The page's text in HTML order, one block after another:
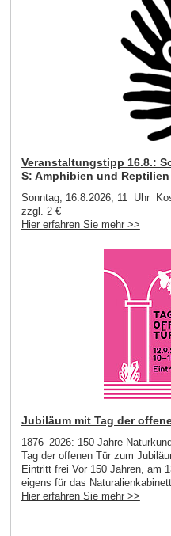
Veranstaltungstipp 16.8.:
S: Amphibien und Reptilien
Sonntag, 16.8.2026, 11 Uhr
zzgl. 2 €
Hier erfahren Sie mehr >>
Jubiläum mit Tag der
1876–2026: 150 Jahre
Tag der offenen Tür zum
Eintritt frei Vor 150 Jahren, am
eigens für das
Hier erfahren Sie mehr >>